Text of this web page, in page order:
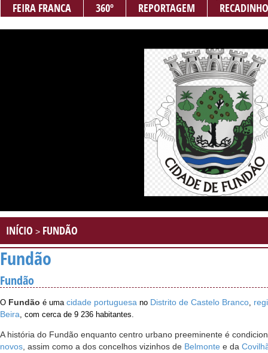
FEIRA FRANCA
360º REPORTAGEM
INÍCIO > FUNDÃO
Fundão
Fundão
O Fundão é uma cidade portuguesa no Distrito de Castelo Branco,
Beira, com cerca de 9 236 habitantes.
A história do Fundão enquanto centro urbano preeminente é
novos , assim como a dos concelhos vizinhos de Belmonte e da